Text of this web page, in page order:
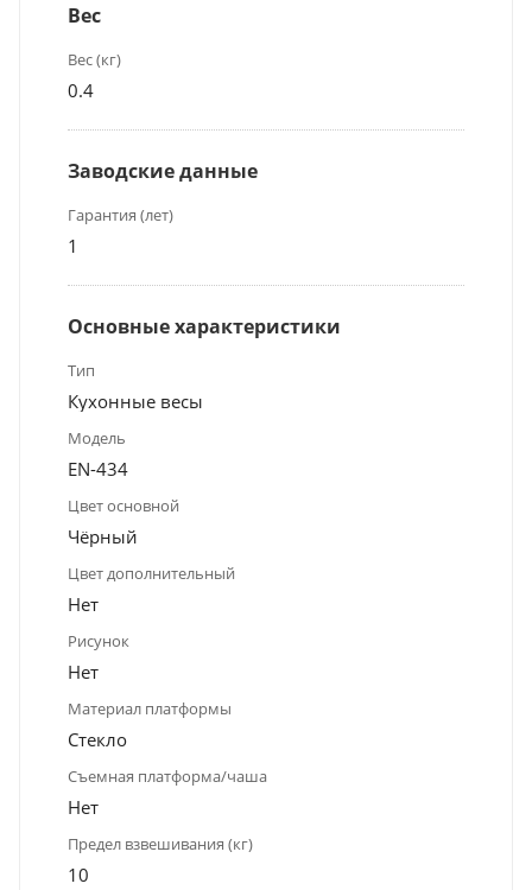
Вес
Вес (кг)
0.4
Заводские данные
Гарантия (лет)
1
Основные характеристики
Тип
Кухонные весы
Модель
EN-434
Цвет основной
Чёрный
Цвет дополнительный
Нет
Рисунок
Нет
Материал платформы
Стекло
Съемная платформа/чаша
Нет
Предел взвешивания (кг)
10